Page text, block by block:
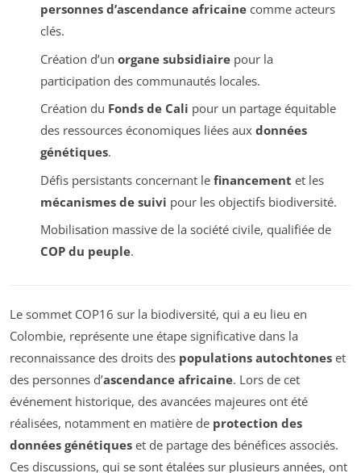
personnes d’ascendance africainecomme acteurs
clés.
Création d’un organe subsidiairepour la
participation des communautés locales.
Création du Fonds de Cali pour un partage équitable
des ressources économiques liées aux données
génétiques.
Défis persistants concernant le financement et les
mécanismes de suivi pour les objectifs biodiversité.
Mobilisation massive de la société civile, qualifiée de
COP du peuple.
Le sommet COP16 sur la biodiversité, qui a eu lieu en
Colombie, représente une étape significative dans la
reconnaissance des droits des populations autochtones et
des personnes d’ascendance africaine. Lors de cet
événement historique, des avancées majeures ont été
réalisées, notamment en matière de protection des
données génétiques et de partage des bénéfices associés.
Ces discussions, qui se sont étalées sur plusieurs années, ont